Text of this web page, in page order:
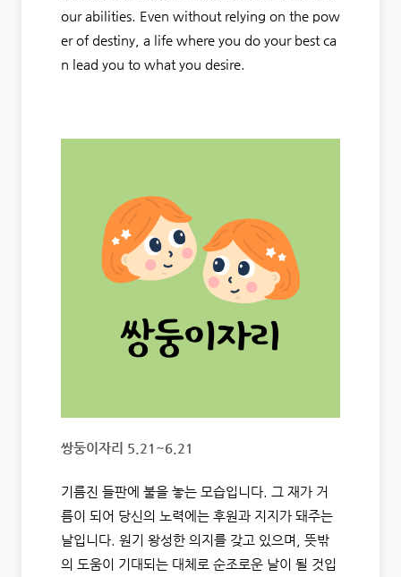
our abilities. Even without relying on the pow
er of destiny, a life where you do your best ca
n lead you to what you desire.
쌍둥이자리 5.21~6.21
기름진 들판에 불을 놓는 모습입니다. 그 재가 거
름이 되어 당신의 노력에는 후원과 지지가 돼주는
날입니다. 원기 왕성한 의지를 갖고 있으며, 뜻밖
의 도움이 기대되는 대체로 순조로운 날이 될 것입